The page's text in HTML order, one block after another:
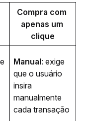
Compra com
apenas um
clique
Manual: exige
que o usuário
insira
manualmente
cada transação